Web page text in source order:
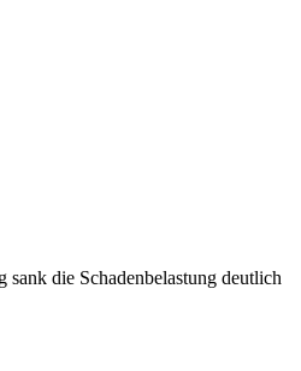
die Schadenbelastung deutlich